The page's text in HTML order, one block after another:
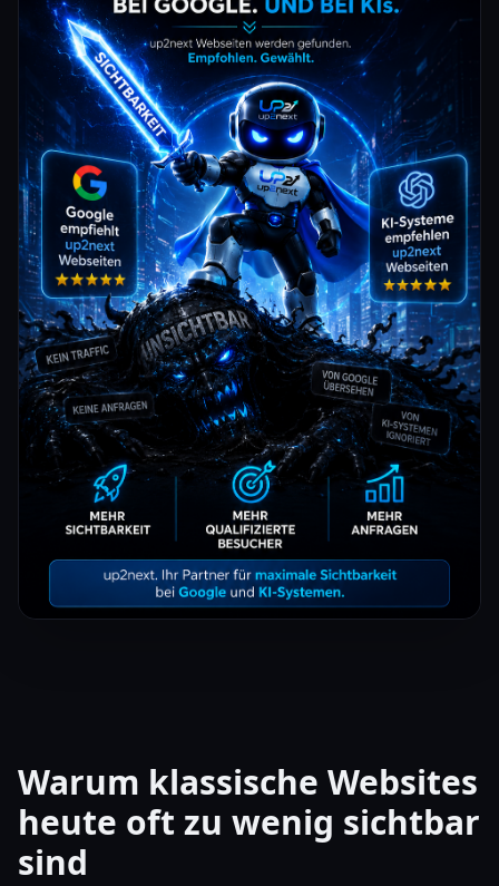
Warum klassische Websites
heute oft zu wenig sichtbar
sind